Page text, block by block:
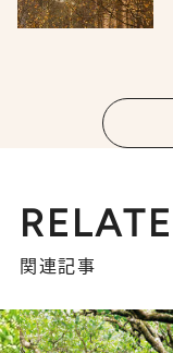
関連記事